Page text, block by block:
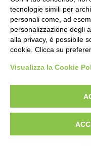
Bogliano Srl
Borgo San Martino
Tel:0172-478161
Fax: 0172-487399
tecnologie simili per
personali come, ad
personalizzazione degli
alla privacy, è possibile
cookie. Clicca su
Visualizza la Cookie